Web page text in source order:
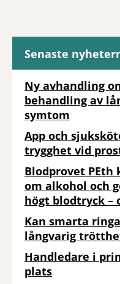
Senaste
Ny avhandling
behandling av
symtom
App och
trygghet vid
Blodprovet PEth
om alkohol och
högt blodtryck –
Kan smarta
långvarig
Handledare i
plats